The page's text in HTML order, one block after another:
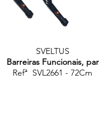
SVELTUS
Barreiras Funcionais, par
Refª SVL2661 - 72Cm